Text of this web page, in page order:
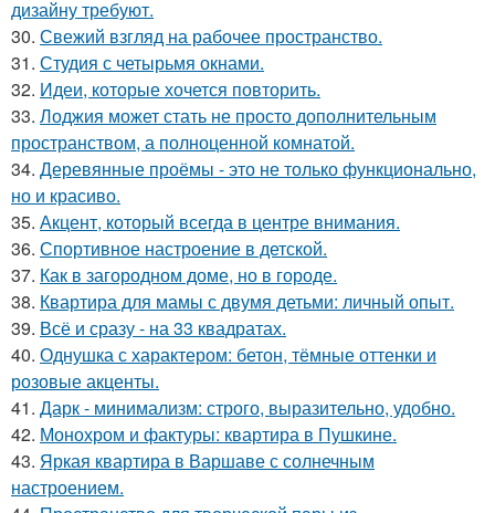
дизайну требуют.
30. Свежий взгляд на рабочее пространство.
31. Студия с четырьмя окнами.
32. Идеи, которые хочется повторить.
33. Лоджия может стать не просто дополнительным
пространством, а полноценной комнатой.
34. Деревянные проёмы - это не только функционально,
но и красиво.
35. Акцент, который всегда в центре внимания.
36. Спортивное настроение в детской.
37. Как в загородном доме, но в городе.
38. Квартира для мамы с двумя детьми: личный опыт.
39. Всё и сразу - на 33 квадратах.
40. Однушка с характером: бетон, тёмные оттенки и
розовые акценты.
41. Дарк - минимализм: строго, выразительно, удобно.
42. Монохром и фактуры: квартира в Пушкине.
43. Яркая квартира в Варшаве с солнечным
настроением.